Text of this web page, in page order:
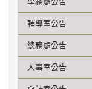
輔導室公告
總務處公告
人事室公告